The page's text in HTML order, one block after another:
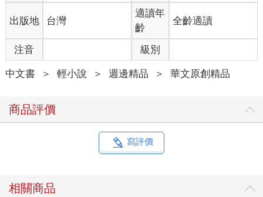
出版地 台灣
適讀年
齡
全齡適讀
注音 級別
中文書 ＞ 輕小說 ＞ 週邊精品 ＞ 華文原創精品
商品評價
寫評價
相關商品